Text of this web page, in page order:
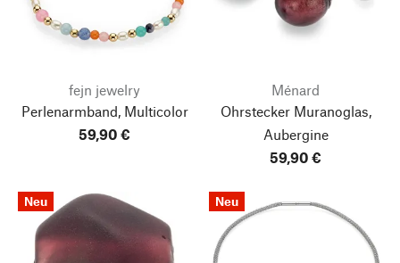
fejn jewelry
Perlenarmband, Multicolor
59,90 €
Ménard
Ohrstecker Muranoglas,
Aubergine
59,90 €
Neu Neu